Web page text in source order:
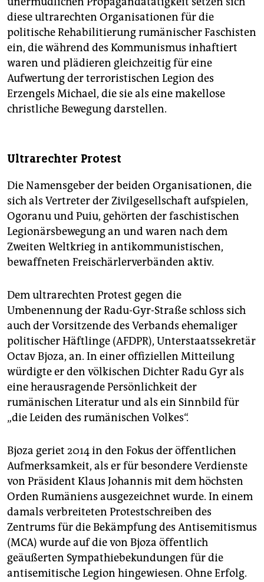
diese ultrarechten Organisationen für die
politische Rehabilitierung rumänischer Faschisten
ein, die während des Kommunismus inhaftiert
waren und plädieren gleichzeitig für eine
Aufwertung der terroristischen Legion des
Erzengels Michael, die sie als eine makellose
christliche Bewegung darstellen.
Ultrarechter Protest
Die Namensgeber der beiden Organisationen, die
sich als Vertreter der Zivilgesellschaft aufspielen,
Ogoranu und Puiu, gehörten der faschistischen
Legionärsbewegung an und waren nach dem
Zweiten Weltkrieg in antikommunistischen,
bewaffneten Freischärlerverbänden aktiv.
Dem ultrarechten Protest gegen die
Umbenennung der Radu-Gyr-Straße schloss sich
auch der Vorsitzende des Verbands ehemaliger
politischer Häftlinge (AFDPR), Unterstaatssekretär
Octav Bjoza, an. In einer offiziellen Mitteilung
würdigte er den völkischen Dichter Radu Gyr als
eine herausragende Persönlichkeit der
rumänischen Literatur und als ein Sinnbild für
„die Leiden des rumänischen Volkes“.
Bjoza geriet 2014 in den Fokus der öffentlichen
Aufmerksamkeit, als er für besondere Verdienste
von Präsident Klaus Johannis mit dem höchsten
Orden Rumäniens ausgezeichnet wurde. In einem
damals verbreiteten Protestschreiben des
Zentrums für die Bekämpfung des Antisemitismus
(MCA) wurde auf die von Bjoza öffentlich
geäußerten Sympathiebekundungen für die
antisemitische Legion hingewiesen. Ohne Erfolg.